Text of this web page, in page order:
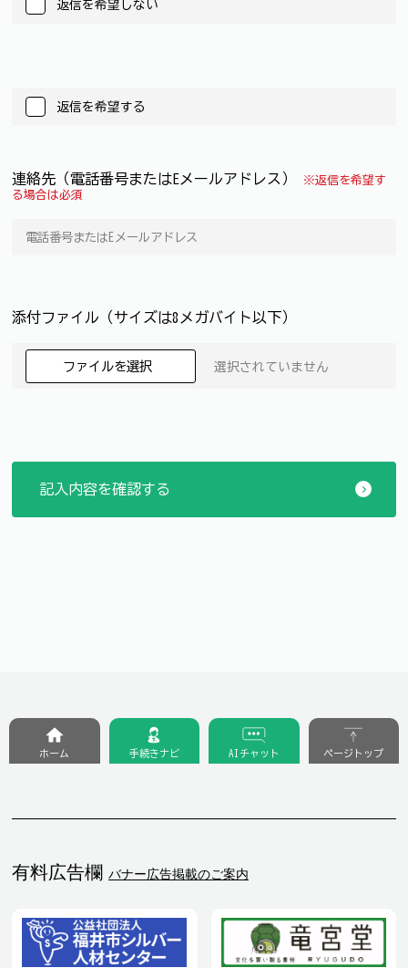
返信を希望しない
返信を希望する
連絡先（電話番号またはEメールアドレス）
※返信を希望す
る場合は必須
添付ファイル（サイズは8メガバイト以下）
ファイルを選択 選択されていません
有料広告欄 バナー広告掲載のご案内
ホーム 手続きナビ AIチャット ページトップ